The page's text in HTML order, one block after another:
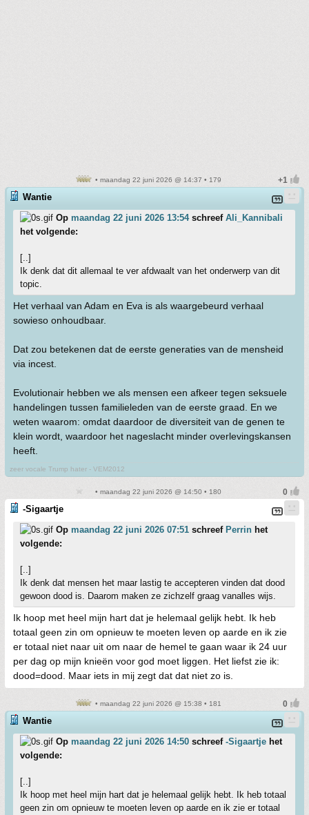
• maandag 22 juni 2026 @ 14:37 • 179
Wantie
Op maandag 22 juni 2026 13:54schreef Ali_Kannibali
het volgende:
[..]
Ik denk dat dit allemaal te ver afdwaalt van het onderwerp van dit
topic.
Het verhaal van Adam en Eva is als waargebeurd verhaal
sowieso onhoudbaar.
Dat zou betekenen dat de eerste generaties van de mensheid
via incest.
Evolutionair hebben we als mensen een afkeer tegen seksuele
handelingen tussen familieleden van de eerste graad. En we
weten waarom: omdat daardoor de diversiteit van de genen te
klein wordt, waardoor het nageslacht minder overlevingskansen
heeft.
zeer vocale Trump hater - VEM2012
• maandag 22 juni 2026 @ 14:50 • 180
-Sigaartje
Op maandag 22 juni 2026 07:51 schreef Perrin het
volgende:
[..]
Ik denk dat mensen het maar lastig te accepteren vinden dat dood
gewoon dood is. Daarom maken ze zichzelf graag vanalles wijs.
Ik hoop met heel mijn hart dat je helemaal gelijk hebt. Ik heb
totaal geen zin om opnieuw te moeten leven op aarde en ik zie
er totaal niet naar uit om naar de hemel te gaan waar ik 24 uur
per dag op mijn knieën voor god moet liggen. Het liefst zie ik:
dood=dood. Maar iets in mij zegt dat dat niet zo is.
• maandag 22 juni 2026 @ 15:38 • 181
Wantie
Op maandag 22 juni 2026 14:50 schreef -Sigaartje het
volgende:
[..]
Ik hoop met heel mijn hart dat je helemaal gelijk hebt. Ik heb totaal
geen zin om opnieuw te moeten leven op aarde en ik zie er totaal